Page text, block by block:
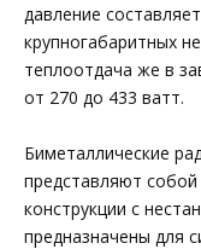
давление
крупногабаритных
теплоотдача же в
от 270 до 433 ватт.
Биметаллические
представляют
конструкции с
предназначены для